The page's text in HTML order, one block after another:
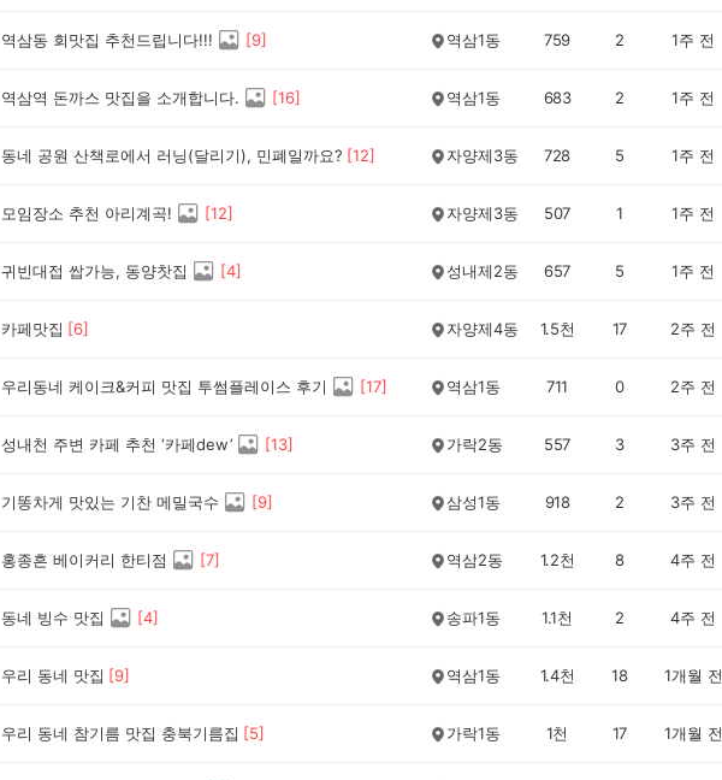
역삼동 회맛집 추천드립니다!!! [9] 역삼1동 759 2 1주 전
역삼역 돈까스 맛집을 소개합니다. [16] 역삼1동 683 2 1주 전
동네 공원 산책로에서 러닝(달리기), 민폐일까요? [12] 자양제3동 728 5 1주 전
모임장소 추천 아리계곡! [12] 자양제3동 507 1 1주 전
귀빈대접 쌉가능, 동양찻집 [4] 성내제2동 657 5 1주 전
카페맛집 [6] 자양제4동 1.5천 17 2주 전
우리동네 케이크&커피 맛집 투썸플레이스 후기 [17] 역삼1동 711 0 2주 전
성내천 주변 카페 추천 ‘카페dew’ [13] 가락2동 557 3 3주 전
기똥차게 맛있는 기찬 메밀국수 [9] 삼성1동 918 2 3주 전
홍종흔 베이커리 한티점 [7] 역삼2동 1.2천 8 4주 전
동네 빙수 맛집 [4] 송파1동 1.1천 2 4주 전
우리 동네 맛집 [9] 역삼1동 1.4천 18 1개월 전
우리 동네 참기름 맛집 충북기름집 [5] 가락1동 1천 17 1개월 전